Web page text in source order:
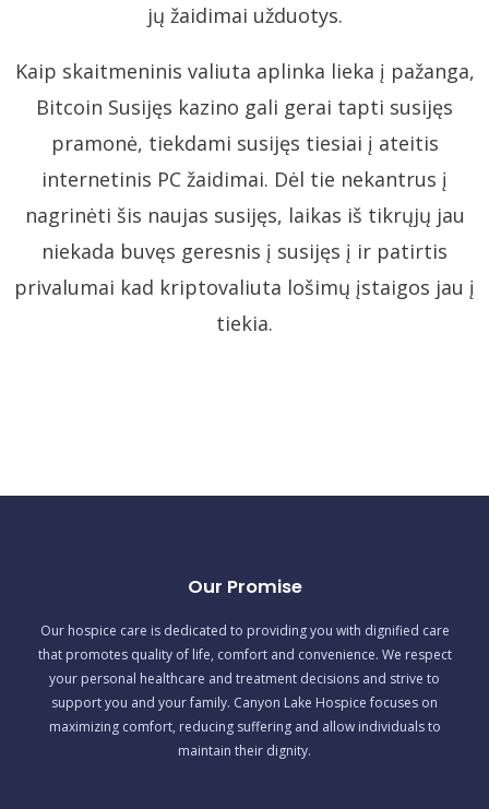
jų žaidimai užduotys.
Kaip skaitmeninis valiuta aplinka lieka į pažanga,
Bitcoin Susijęs kazino gali gerai tapti susijęs
pramonė, tiekdami susijęs tiesiai į ateitis
internetinis PC žaidimai. Dėl tie nekantrus į
nagrinėti šis naujas susijęs, laikas iš tikrųjų jau
niekada buvęs geresnis į susijęs į ir patirtis
privalumai kad kriptovaliuta lošimų įstaigos jau į
tiekia.
Our Promise
Our hospice care is dedicated to providing you with dignified care
that promotes quality of life, comfort and convenience. We respect
your personal healthcare and treatment decisions and strive to
support you and your family. Canyon Lake Hospice focuses on
maximizing comfort, reducing suffering and allow individuals to
maintain their dignity.